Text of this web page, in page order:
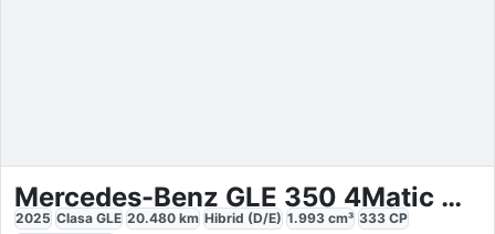
Mercedes-Benz GLE 350 4Matic Coupe AMG
2025 Clasa GLE 20.480 km Hibrid (D/E) 1.993 cm³ 333 CP